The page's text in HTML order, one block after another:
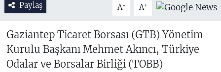
Paylaş A- A+
Gaziantep Ticaret Borsası (GTB) Yönetim
Kurulu Başkanı Mehmet Akıncı, Türkiye
Odalar ve Borsalar Birliği (TOBB)